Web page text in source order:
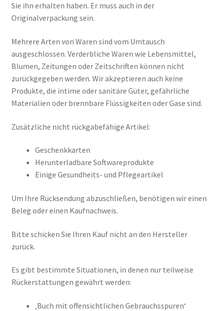
RÜCKGABE- UND UMTAUSCHRICHTLINIEN: ONLINE UND
IM GESCHÄFT
Shop
Versand- und Lieferstatus
Zur Kasse
Sie ihn erhalten haben. Er muss auch in der
Originalverpackung sein.
Mehrere Arten von Waren sind vom Umtausch
ausgeschlossen. Verderbliche Waren wie Lebensmittel,
Blumen, Zeitungen oder Zeitschriften können nicht
zurückgegeben werden. Wir akzeptieren auch keine
Produkte, die intime oder sanitäre Güter, gefährliche
Materialien oder brennbare Flüssigkeiten oder Gase sind.
Zusätzliche nicht rückgabefähige Artikel:
Geschenkkarten
Herunterladbare Softwareprodukte
Einige Gesundheits- und Pflegeartikel
Um Ihre Rücksendung abzuschließen, benötigen wir einen
Beleg oder einen Kaufnachweis.
Bitte schicken Sie Ihren Kauf nicht an den Hersteller
zurück.
Es gibt bestimmte Situationen, in denen nur teilweise
Rückerstattungen gewährt werden:
‚Buch mit offensichtlichen Gebrauchsspuren‘